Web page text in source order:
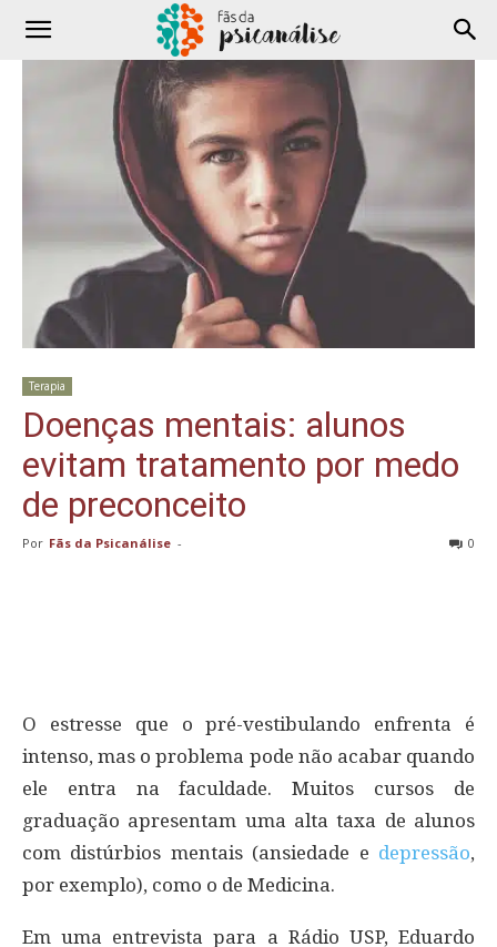
Terapia
Doenças mentais: alunos
evitam tratamento por medo
de preconceito
Por Fãs da Psicanálise - 0
O estresse que o pré-vestibulando enfrenta é
intenso, mas o problema pode não acabar quando
ele entra na faculdade. Muitos cursos de
graduação apresentam uma alta taxa de alunos
com distúrbios mentais (ansiedade e depressão,
por exemplo), como o de Medicina.
Em uma entrevista para a Rádio USP, Eduardo